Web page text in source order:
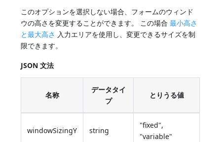
このオプションを選択しない場合、フォームのウィンド
ウの高さを変更することができます。 この場合最小高さ
と最大高さ 入力エリアを使用し、変更できるサイズを制
限できます。
JSON 文法
名称
データタイ
プ
とりうる値
windowSizingY string
"fixed",
"variable"